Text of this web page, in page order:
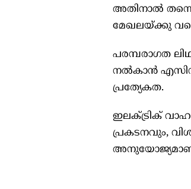
അതിനാല്‍
മേഖലയ്ക്കു
പരമ്പരാഗത
നല്‍കാന്‍
പ്രത്യേകത.
ഇലക്ട്രിക്
പ്രകടനവും,